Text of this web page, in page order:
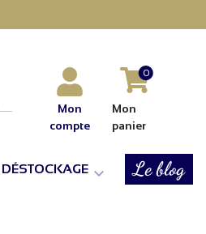
Mon
compte
0
Mon
panier
DÉSTOCKAGE  Le blog